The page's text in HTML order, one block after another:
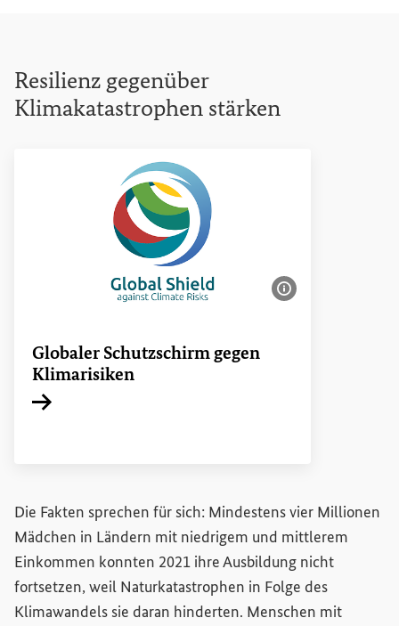
Resilienz gegenüber
Klimakatastrophen stärken
Globaler Schutzschirm gegen
Klimarisiken
Die Fakten sprechen für sich: Mindestens vier Millionen
Mädchen in Ländern mit niedrigem und mittlerem
Einkommen konnten 2021 ihre Ausbildung nicht
fortsetzen, weil Naturkatastrophen in Folge des
Klimawandels sie daran hinderten. Menschen mit